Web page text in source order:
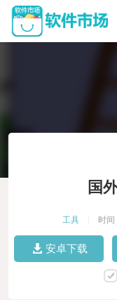
国
工具 时
安卓下载